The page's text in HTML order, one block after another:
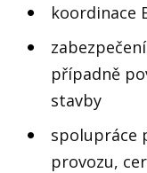
koordinace
případně
stavby
spolupráce
provozu,